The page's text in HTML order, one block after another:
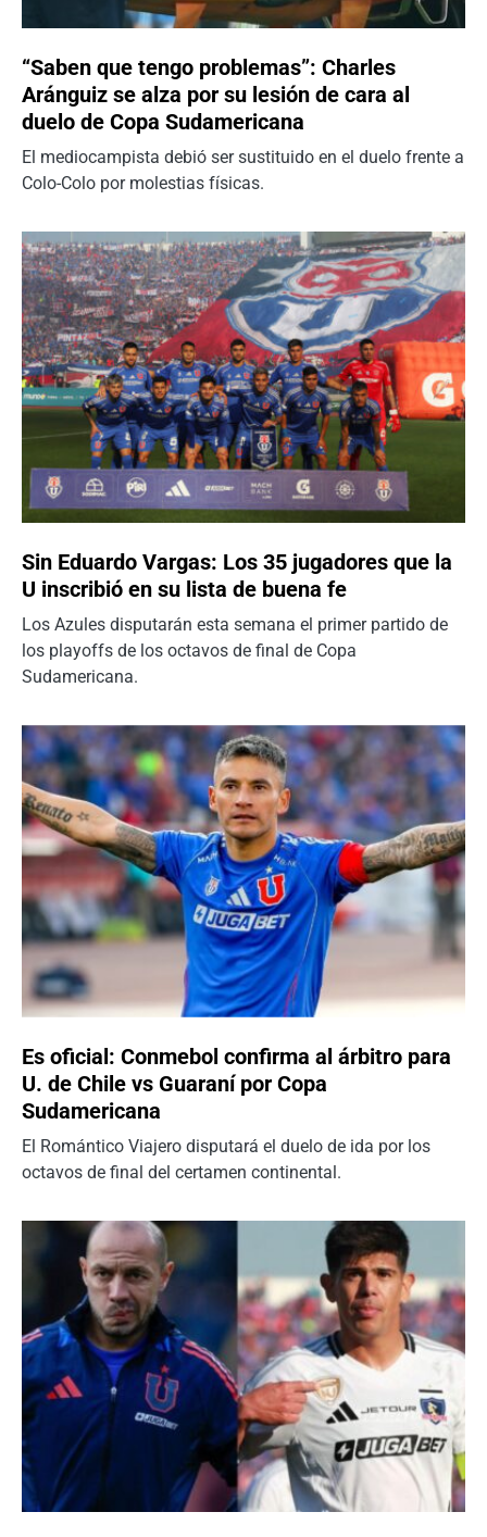
“Saben que tengo problemas”: Charles
Aránguiz se alza por su lesión de cara al
duelo de Copa Sudamericana
El mediocampista debió ser sustituido en el duelo frente a
Colo-Colo por molestias físicas.
Sin Eduardo Vargas: Los 35 jugadores que la
U inscribió en su lista de buena fe
Los Azules disputarán esta semana el primer partido de
los playoffs de los octavos de final de Copa
Sudamericana.
Es oficial: Conmebol confirma al árbitro para
U. de Chile vs Guaraní por Copa
Sudamericana
El Romántico Viajero disputará el duelo de ida por los
octavos de final del certamen continental.